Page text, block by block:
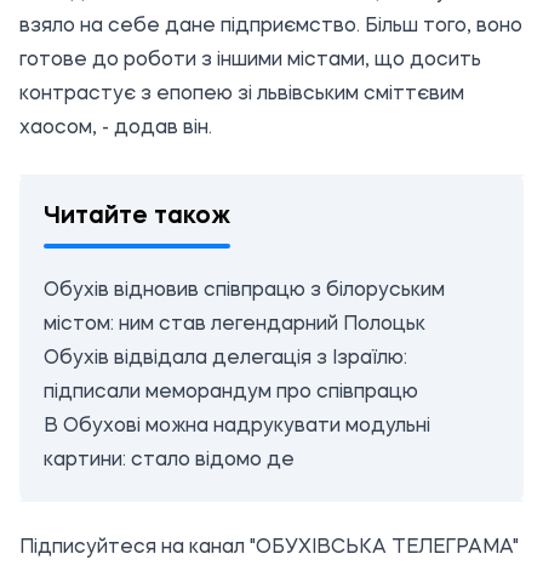
взяло на себе дане підприємство. Більш того, воно
готове до роботи з іншими містами, що досить
контрастує з епопею зі львівським сміттєвим
хаосом, - додав він.
Читайте також
Обухів відновив співпрацю з білоруським
містом: ним став легендарний Полоцьк
Обухів відвідала делегація з Ізраїлю:
підписали меморандум про співпрацю
В Обухові можна надрукувати модульні
картини: стало відомо де
Підписуйтеся на канал "ОБУХІВСЬКА ТЕЛЕГРАМА"